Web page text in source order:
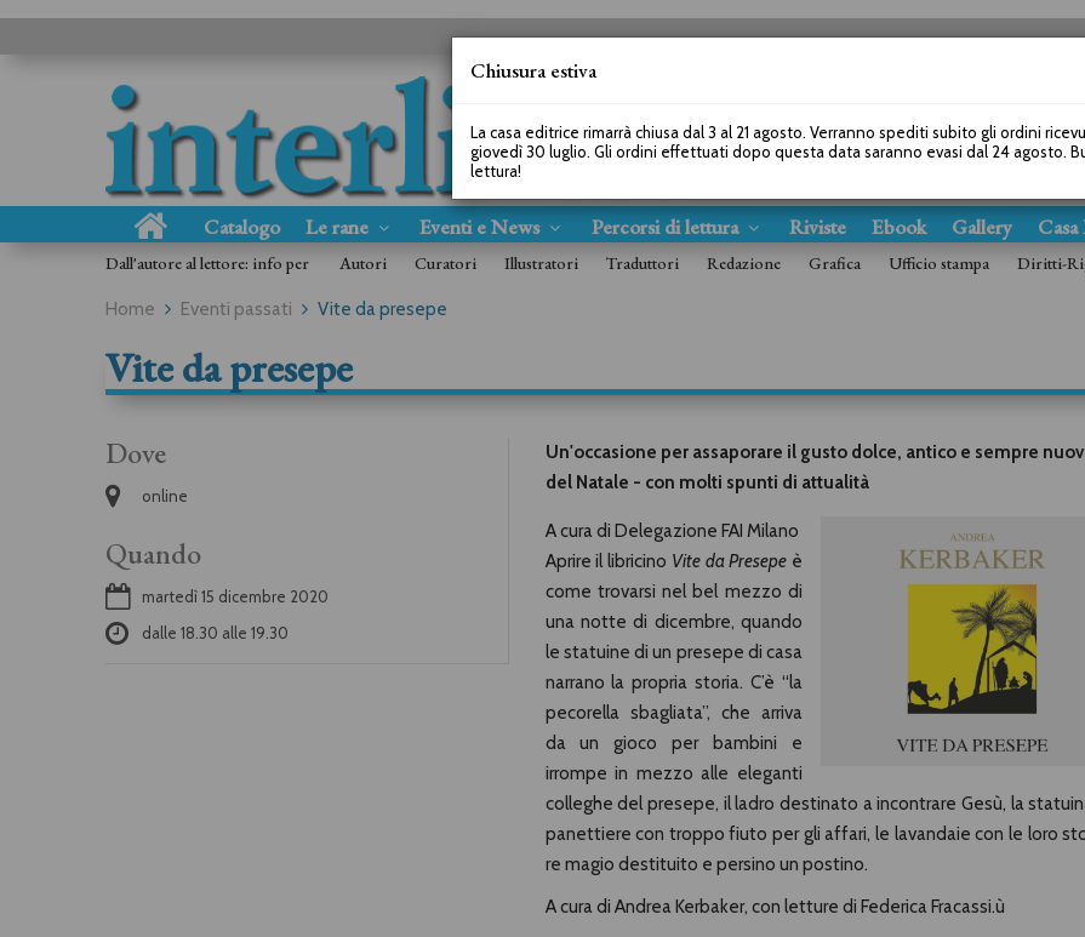
Catalogo Le rane Eventi e News Percorsi di lettura Riviste Ebook Gallery
Dall'autore al lettore: info per Autori Curatori Illustratori Traduttori Redazione Grafica Ufficio stampa Diritti-
Home Eventi passati Vite da presepe
Vite da presepe
Dove
online
Quando
martedì 15 dicembre 2020
dalle 18.30 alle 19.30
Un'occasione per assaporare il gusto dolce, antico e sempre
del Natale - con molti spunti di attualità
A cura di Delegazione FAI Milano
Aprire il libricino Vite da Presepe è
come trovarsi nel bel mezzo di
una notte di dicembre, quando
le statuine di un presepe di casa
narrano la propria storia. C’è “la
pecorella sbagliata”, che arriva
da un gioco per bambini e
irrompe in mezzo alle eleganti
colleghe del presepe, il ladro destinato a incontrare Gesù, la
panettiere con troppo fiuto per gli affari, le lavandaie con le loro
re magio destituito e persino un postino.
A cura di Andrea Kerbaker, con letture di Federica Fracassi.ù
Chiusura estiva
La casa editrice rimarrà chiusa dal 3 al 21 agosto. Verranno spediti subito gli ordini
giovedì 30 luglio. Gli ordini effettuati dopo questa data saranno evasi dal 24 agosto.
lettura!